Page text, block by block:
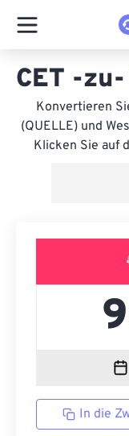
CET -
Konvertieren
(QUELLE) und
Klicken Sie auf
In die